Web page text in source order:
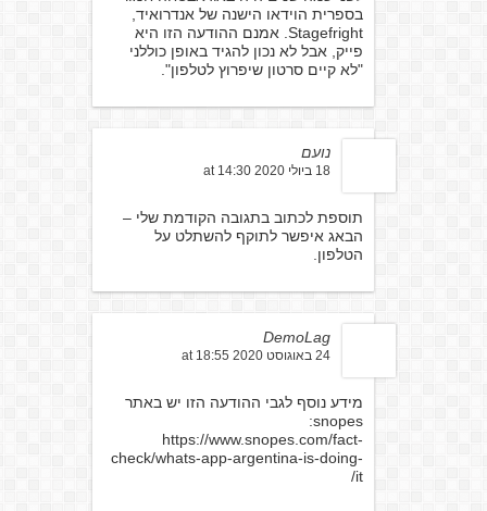
בספרית הוידאו הישנה של אנדרואיד,
Stagefright. אמנם ההודעה הזו היא
פייק, אבל לא נכון להגיד באופן כוללני
"לא קיים סרטון שיפרוץ לטלפון".
נועם
18 ביולי 2020 at 14:30
תוספת לכתוב בתגובה הקודמת שלי –
הבאג איפשר לתוקף להשתלט על
הטלפון.
DemoLag
24 באוגוסט 2020 at 18:55
מידע נוסף לגבי ההודעה הזו יש באתר
snopes:
https://www.snopes.com/fact-
check/whats-app-argentina-is-doing-
it/